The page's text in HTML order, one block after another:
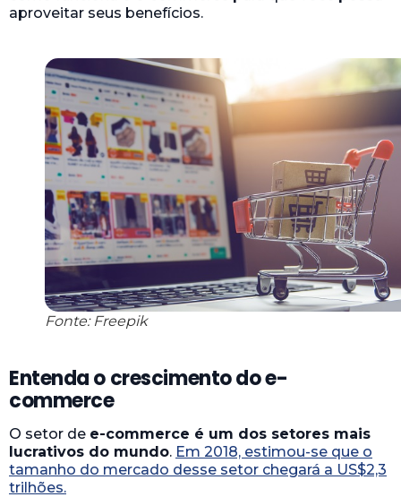
aproveitar seus benefícios.
Fonte: Freepik
Entenda o crescimento do e-
commerce
O setor de e-commerce é um dos setores mais
lucrativos do mundo. Em 2018, estimou-se que o
tamanho do mercado desse setor chegará a US$2,3
trilhões.